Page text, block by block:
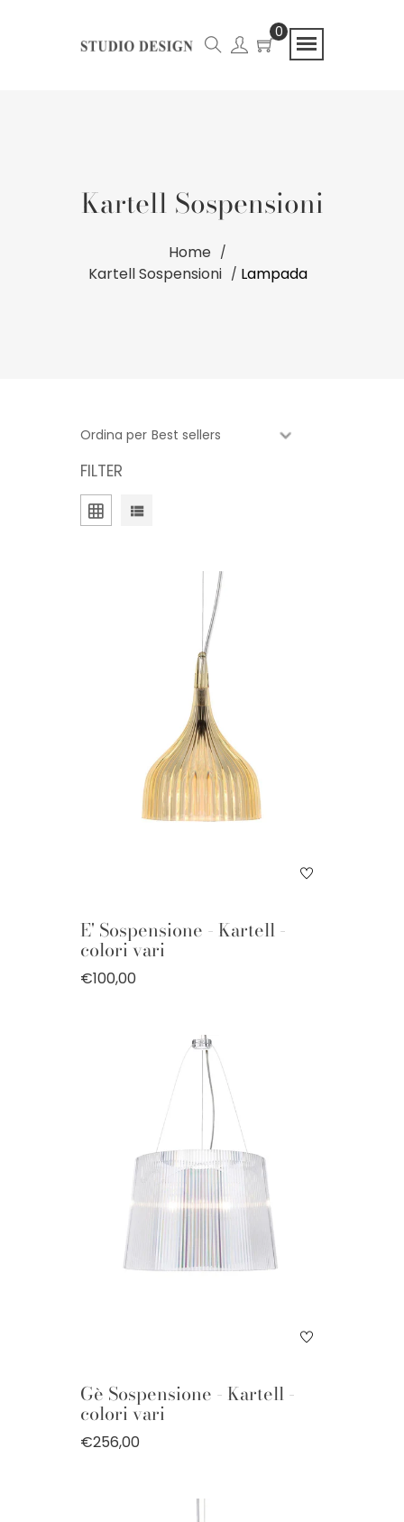
0
Kartell Sospensioni
Home
Kartell Sospensioni
Lampada
Ordina per
FILTER
E' Sospensione - Kartell -
colori vari
€100,00
Gè Sospensione - Kartell -
colori vari
€256,00